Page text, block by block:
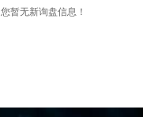
您暂无新询盘信息！